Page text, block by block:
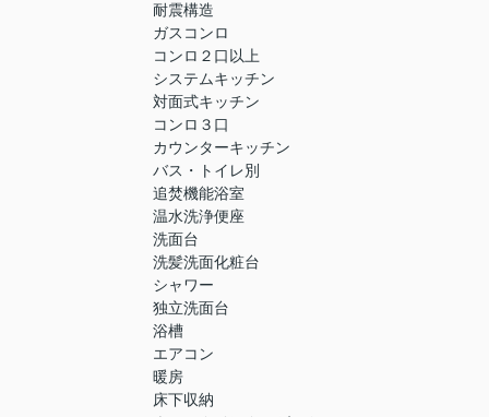
耐震構造
ガスコンロ
コンロ２口以上
システムキッチン
対面式キッチン
コンロ３口
カウンターキッチン
バス・トイレ別
追焚機能浴室
温水洗浄便座
洗面台
洗髪洗面化粧台
シャワー
独立洗面台
浴槽
エアコン
暖房
床下収納